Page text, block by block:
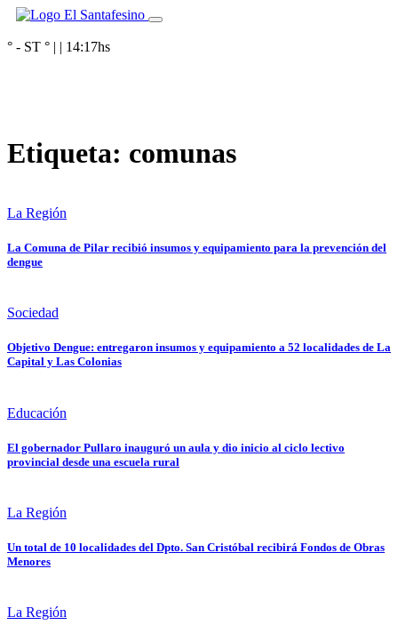
° - ST ° | | 14:17hs
Etiqueta: comunas
La Región
La Comuna de Pilar recibió insumos y equipamiento para la prevención del
dengue
Sociedad
Objetivo Dengue: entregaron insumos y equipamiento a 52 localidades de La
Capital y Las Colonias
Educación
El gobernador Pullaro inauguró un aula y dio inicio al ciclo lectivo
provincial desde una escuela rural
La Región
Un total de 10 localidades del Dpto. San Cristóbal recibirá Fondos de Obras
Menores
La Región